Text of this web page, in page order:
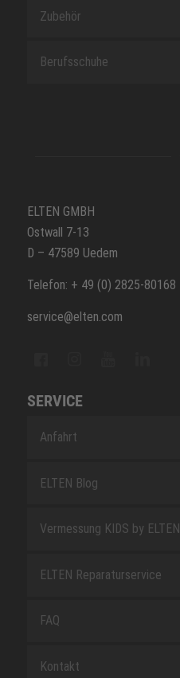
Zubehör
Berufsschuhe
ELTEN GMBH
Ostwall 7-13
D – 47589 Uedem
Telefon: + 49 (0) 2825-80168
service@elten.com
SERVICE
Anfahrt
ELTEN Blog
Vermessung KIDS by ELTEN
ELTEN Reparaturservice
FAQ
Kontakt